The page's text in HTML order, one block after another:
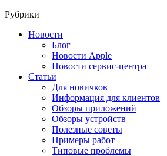
Рубрики
Новости
Блог
Новости Apple
Новости сервис-центра
Статьи
Для новичков
Информация для клиентов
Обзоры приложений
Обзоры устройств
Полезные советы
Примеры работ
Типовые проблемы